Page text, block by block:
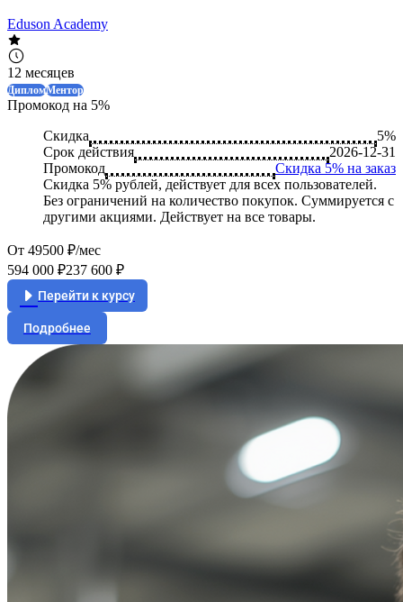
Eduson Academy
12 месяцев
ДипломМентор
Промокод на 5%
Скидка
5%
Срок действия
2026-12-31
Промокод
Скидка 5% на заказ
Скидка 5% рублей, действует для всех пользователей.
Без ограничений на количество покупок. Суммируется с
другими акциями. Действует на все товары.
От 49500 ₽/мес
594 000 ₽237 600 ₽
Перейти к курсу
Подробнее